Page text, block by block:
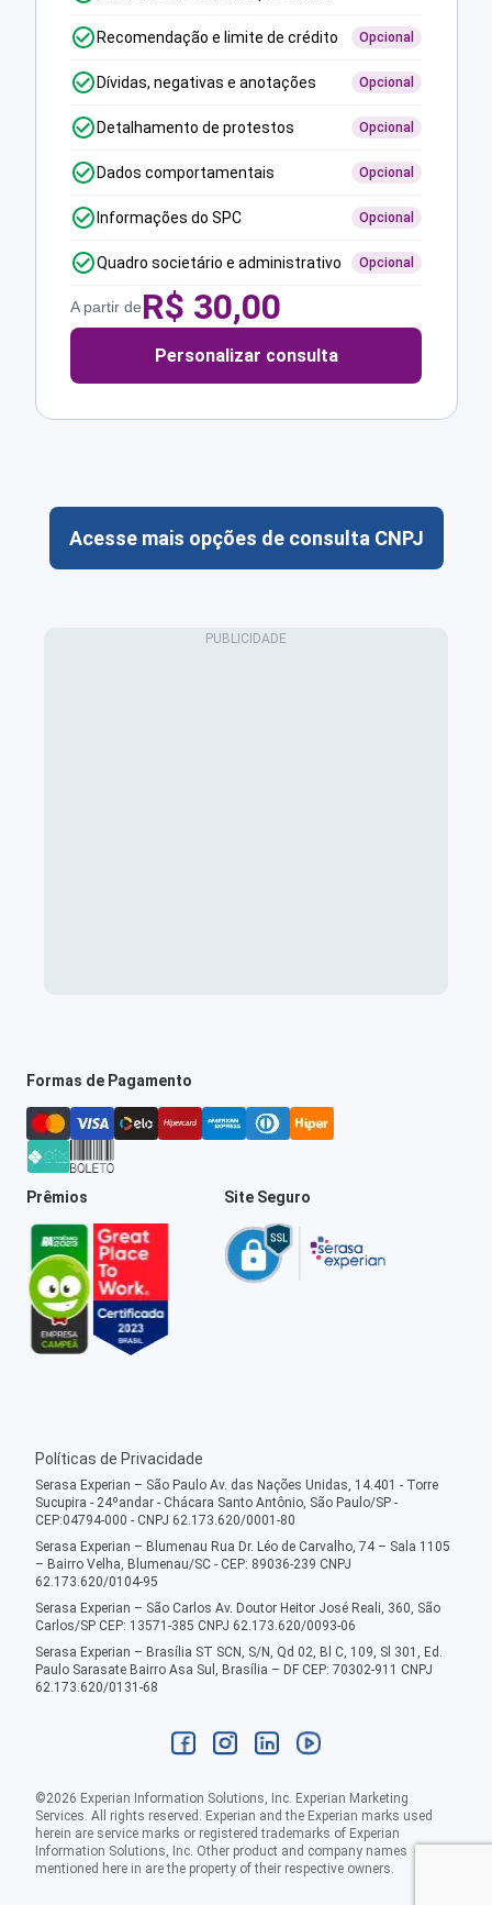
Recomendação e limite de crédito Opcional
Dívidas, negativas e anotações Opcional
Detalhamento de protestos Opcional
Dados comportamentais Opcional
Informações do SPC Opcional
Quadro societário e administrativo Opcional
A partir deR$ 30,00
Personalizar consulta
Acesse mais opções de consulta CNPJ
Formas de Pagamento
Prêmios Site Seguro
Políticas de Privacidade
Serasa Experian – São Paulo Av. das Nações Unidas, 14.401 - Torre
Sucupira - 24ºandar - Chácara Santo Antônio, São Paulo/SP -
CEP:04794-000 - CNPJ 62.173.620/0001-80
Serasa Experian – Blumenau Rua Dr. Léo de Carvalho, 74 – Sala 1105
– Bairro Velha, Blumenau/SC - CEP: 89036-239 CNPJ
62.173.620/0104-95
Serasa Experian – São Carlos Av. Doutor Heitor José Reali, 360, São
Carlos/SP CEP: 13571-385 CNPJ 62.173.620/0093-06
Serasa Experian – Brasília ST SCN, S/N, Qd 02, Bl C, 109, Sl 301, Ed.
Paulo Sarasate Bairro Asa Sul, Brasília – DF CEP: 70302-911 CNPJ
62.173.620/0131-68
©2026 Experian Information Solutions, Inc. Experian Marketing
Services. All rights reserved. Experian and the Experian marks used
herein are service marks or registered trademarks of Experian
Information Solutions, Inc. Other product and company names
mentioned here in are the property of their respective owners.